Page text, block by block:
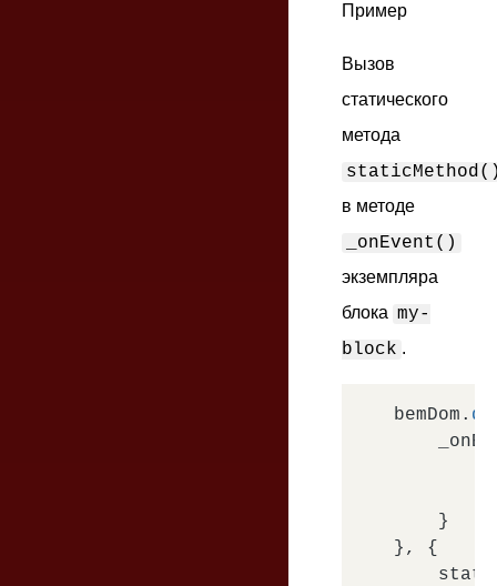
Пример
Вызов
статического
метода
в методе
_onEvent()
экземпляра
блока my-
block .
bemDom.
    }
}, {